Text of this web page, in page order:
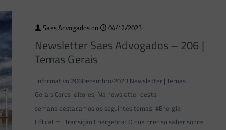
Saes Advogadoson 04/12/2023
Newsletter Saes Advogados – 206 |
Temas Gerais
Informativo 206Dezembro/2023 Newsletter | Temas
Gerais Caros leitores, Na newsletter desta
semana destacamos os seguintes temas: #Energia
EólicaEm “Transição Energética: O que preciso saber sobre